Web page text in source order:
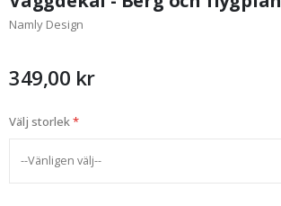
början
av
Namly Design
349,00 kr
Välj storlek